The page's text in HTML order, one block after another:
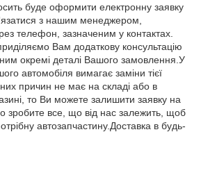
буде оформити електронну заявку
з нашим менеджером,
телефон, зазначеним у контактах.
Вам додаткову консультацію
окремі деталі Вашого замовлення.У
автомобіля вимагає заміни тієї
причин не має на складі або в
то Ви можете залишити заявку на
зробите все, що від нас залежить, щоб
автозапчастину.Доставка в будь-